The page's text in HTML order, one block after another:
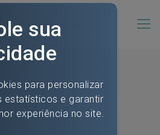
– Transparência